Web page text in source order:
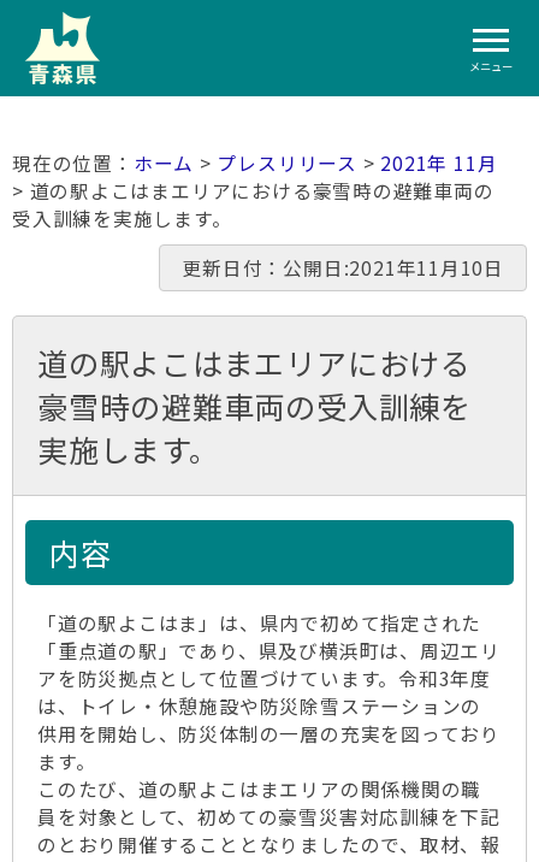
メニュー
ホーム > プレスリリース > 2021年 11月
> 道の駅よこはまエリアにおける豪雪時の避難車両の
受入訓練を実施します。
更新日付：公開日:2021年11月10日
道の駅よこはまエリアにおける
豪雪時の避難車両の受入訓練を
実施します。
内容
「道の駅よこはま」は、県内で初めて指定された
「重点道の駅」であり、県及び横浜町は、周辺エリ
アを防災拠点として位置づけています。令和3年度
は、トイレ・休憩施設や防災除雪ステーションの
供用を開始し、防災体制の一層の充実を図っており
ます。
このたび、道の駅よこはまエリアの関係機関の職
員を対象として、初めての豪雪災害対応訓練を下記
のとおり開催することとなりましたので、取材、報